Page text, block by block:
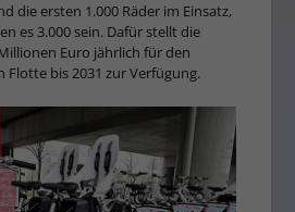
die ersten 1.000 Räder im Einsatz,
es 3.000 sein. Dafür stellt die
Euro jährlich für den
Flotte bis 2031 zur Verfügung.